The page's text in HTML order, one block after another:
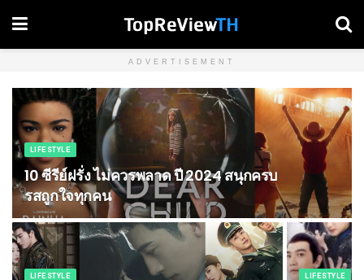
ADVERTISEMENT
LIFESTYLE
10 ซีรีย์ฝรั่ง ไม่ควรพลาด ปี 2024 สนุกครบ
รสถูกใจทุกคน
LIFESTYLE LIFESTYLE